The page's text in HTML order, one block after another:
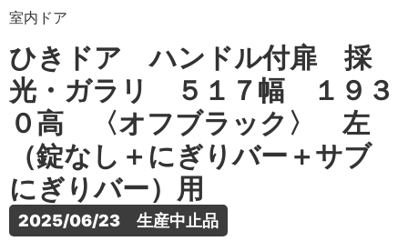
室内ドア
ひきドア ハンドル付扉 採
光・ガラリ ５１７幅 １９３
０高 〈オフブラック〉 左
（錠なし＋にぎりバー＋サブ
にぎりバー）用
2025/06/23　生産中止品